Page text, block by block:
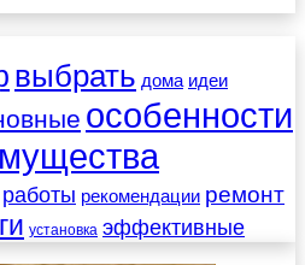
выбрать дома идеи
особенности
работы рекомендации ремонт
установка эффективные